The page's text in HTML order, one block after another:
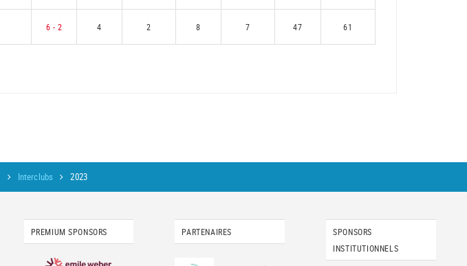
6 - 2 4 2 8 7 47 61
Interclubs 2023
PREMIUM SPONSORS PARTENAIRES
SPONSORS
INSTITUTIONNELS